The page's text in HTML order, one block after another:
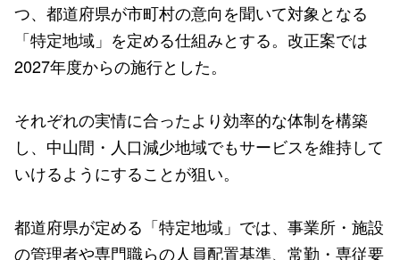
つ、都道府県が市町村の意向を聞いて対象となる
「特定地域」を定める仕組みとする。改正案では
2027年度からの施行とした。
それぞれの実情に合ったより効率的な体制を構築
し、中山間・人口減少地域でもサービスを維持して
いけるようにすることが狙い。
都道府県が定める「特定地域」では、事業所・施設
の管理者や専門職らの人員配置基準、常勤・専従要